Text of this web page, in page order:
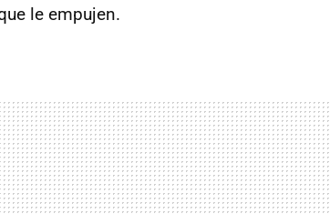
le empujen.